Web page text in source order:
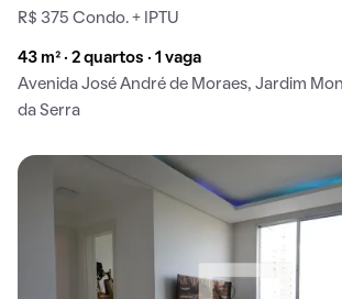
R$ 375 Condo. + IPTU
43 m² · 2 quartos · 1 vaga
Avenida José André de Moraes, Jardim
da Serra